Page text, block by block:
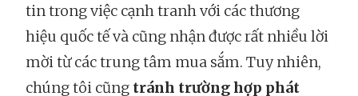
tin trong việc cạnh tranh với các thương
hiệu quốc tế và cũng nhận được rất nhiều lời
mời từ các trung tâm mua sắm. Tuy nhiên,
chúng tôi cũng tránh trường hợp phát